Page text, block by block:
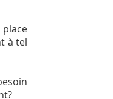
à tel